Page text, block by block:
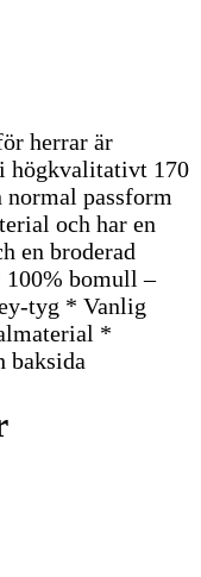
herrar är
högkvalitativt 170
normal passform
och har en
en broderad
100% bomull –
tyg * Vanlig
*
baksida